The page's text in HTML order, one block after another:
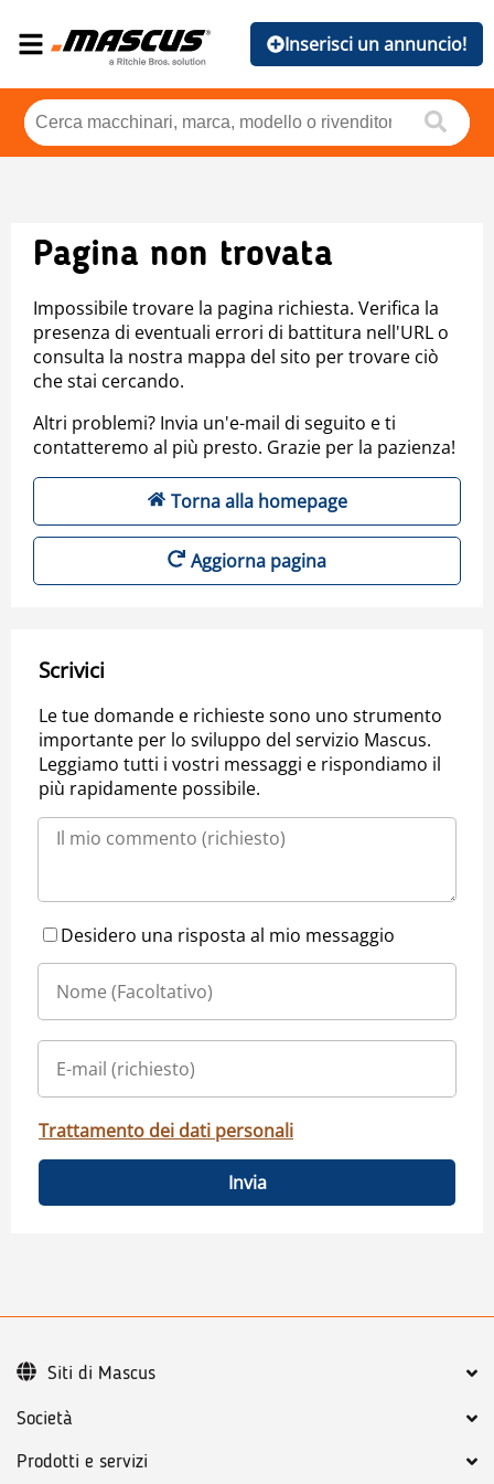
Inserisci un annuncio!
Pagina non trovata
Impossibile trovare la pagina richiesta. Verifica la
presenza di eventuali errori di battitura nell'URL o
consulta la nostra mappa del sito per trovare ciò
che stai cercando.
Altri problemi? Invia un'e-mail di seguito e ti
contatteremo al più presto. Grazie per la pazienza!
Torna alla homepage
Aggiorna pagina
Scrivici
Le tue domande e richieste sono uno strumento
importante per lo sviluppo del servizio Mascus.
Leggiamo tutti i vostri messaggi e rispondiamo il
più rapidamente possibile.
Desidero una risposta al mio messaggio
Trattamento dei dati personali
Invia
Società
Prodotti e servizi
Siti di Mascus